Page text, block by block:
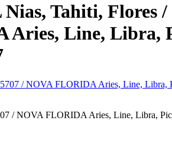
Nias, Tahiti, Flores
Aries, Line, Libra,
/ NOVA FLORIDA Aries, Line, Libra,